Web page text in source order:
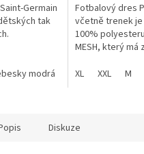
Germain
tak
modrá 12 tyrkysová
Fotbalový dres
včetně trenek
100%
MESH, který má
XL XXL M
Diskuze